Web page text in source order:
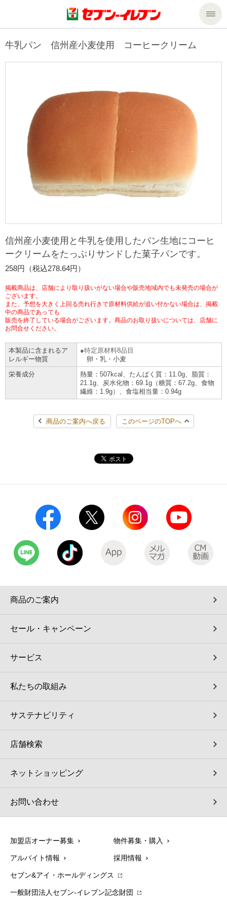
商品のご案内
今週の新商品
来週の新商品
商品カテゴリ一覧
セブンプレミアム
ギフト
プリペイドカード・金券
ニンテンドー・ダウンロードカード
サービストップ
nanacoトップ
マルチコピー機でできること
コピー
プリント
スキャン
ファクス
チケット
宅配便
切手・はがき・印紙
セブン銀行ATM
ご利用可能なお支払い方法
各種料金のお支払い
自転車シェアリング（店舗限定）
モバイルバッテリーシェアリング（店舗限定）
チケットサービス
セブンチケット
チケットぴあ
イープラス
CNプレイガイド
セブン‐イレブンでお受取り
タワーレコード
セブンネットショッピング
停電時のサービス停止のお知らせ
企業情報
企業情報トップ
ニュースリリース
企業理念
会社概要
貸借対照表・損益計算書
沿革
国内店舗数
セブン‐イレブンの海外事業
セブン-イレブンの歴史
私たちの取組み
サステナビリティ
セブン＆アイ・ホールディングスの重点課題
サステナビリティ活動基本方針
サステナビリティ推進体制
GREEN CHALLENGE 2050
4VISIONS
サステナビリティニュース
サステナビリティレポート
加盟店オーナー募集 物件募集・購入
アルバイト情報 採用情報
店舗検索
ネットショッピング
お問い合わせ
Language
English (Corporate)
English (Services)
简体中文(服务)
한국어(서비스)
牛乳パン 信州産小麦使用 コーヒークリーム
信州産小麦使用と牛乳を使用したパン生地にコーヒ
ークリームをたっぷりサンドした菓子パンです。
258円（税込278.64円）
掲載商品は、店舗により取り扱いがない場合や販売地域内でも未発売の場合が
ございます。
また、予想を大きく上回る売れ行きで原材料供給が追い付かない場合は、掲載
中の商品であっても
販売を終了している場合がございます。商品のお取り扱いについては、店舗に
お問合せください。
本製品に含まれるア
レルギー物質
特定原材料8品目
卵・乳・小麦
栄養成分
熱量：507kcal、たんぱく質：11.0g、脂質：
21.1g、炭水化物：69.1g（糖質：67.2g、食物
繊維：1.9g）、食塩相当量：0.94g
商品のご案内へ戻る このページのTOPへ
商品のご案内
セール・キャンペーン
サービス
私たちの取組み
サステナビリティ
店舗検索
ネットショッピング
お問い合わせ
加盟店オーナー募集 物件募集・購入
アルバイト情報 採用情報
セブン&アイ・ホールディングス
一般財団法人セブン-イレブン記念財団